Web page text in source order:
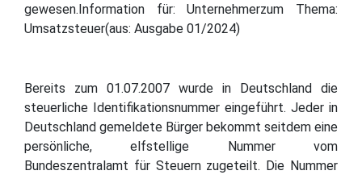
gewesen.Information für: Unternehmerzum Thema:
Umsatzsteuer(aus: Ausgabe 01/2024)
Bereits zum 01.07.2007 wurde in Deutschland die
steuerliche Identifikationsnummer eingeführt. Jeder in
Deutschland gemeldete Bürger bekommt seitdem eine
persönliche, elfstellige Nummer vom
Bundeszentralamt für Steuern zugeteilt. Die Nummer